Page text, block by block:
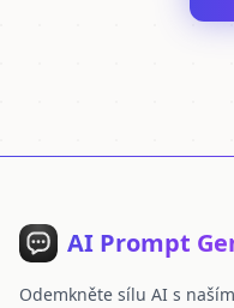
AI Prompt
Odemkněte sílu AI s